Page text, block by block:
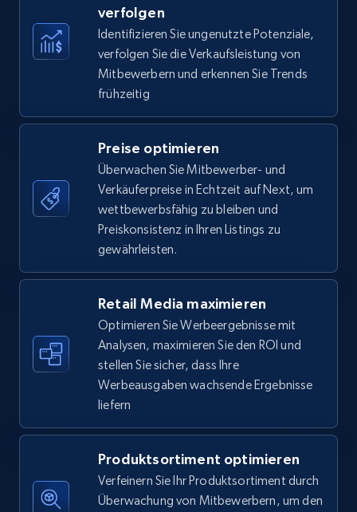
more.
35.2K+ Jetzt anfangen
Amazon Reviews
URL, Product name, Product rating, Product
rating object, Product rating max, Rating,
Author name, Asin, and more.
870+
Walmart - products
URL, Final price, Sku, Currency, Gtin,
Specifications, Image urls, Top reviews, and
5.6K+ 875+ Jetzt anfangen
Walmart - products - Find new products by
verfolgen
Identifizieren Sie ungenutzte Potenziale,
verfolgen Sie die Verkaufsleistung von
Mitbewerbern und erkennen Sie Trends
frühzeitig
Preise optimieren
Überwachen Sie Mitbewerber- und
Verkäuferpreise in Echtzeit auf Next, um
wettbewerbsfähig zu bleiben und
Preiskonsistenz in Ihren Listings zu
gewährleisten.
Retail Media maximieren
Optimieren Sie Werbeergebnisse mit
Analysen, maximieren Sie den ROI und
stellen Sie sicher, dass Ihre
Werbeausgaben wachsende Ergebnisse
liefern
Produktsortiment optimieren
Verfeinern Sie Ihr Produktsortiment durch
Überwachung von Mitbewerbern, um den